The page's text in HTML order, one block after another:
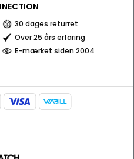
30 dages returret
Over 25 års erfaring
E-mærket siden 2004